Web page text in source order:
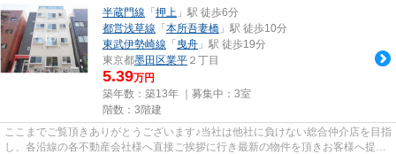
半蔵門線 「 押上 」駅 徒歩6分
都営浅草線 「 本所吾妻橋 」駅 徒歩10分
東武伊勢崎線 「 曳舟 」駅 徒歩19分
東京都墨田区業平 ２丁目
5.39万円
築年数：築13年 ｜募集中： 3室
階数：3階建
ここまでご覧頂きありがとうございます♪当社は他社に負けない総合仲介店を目指
し、各沿線の各不動産会社様へ直接ご挨拶に行き最新の物件を頂きお客様へ提供